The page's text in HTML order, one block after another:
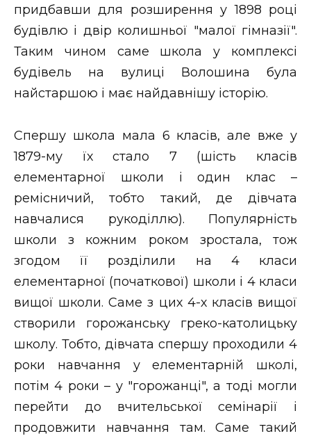
придбавши для розширення у 1898 році
будівлю і двір колишньої "малої гімназії".
Таким чином саме школа у комплексі
будівель на вулиці Волошина була
найстаршою і має найдавнішу історію.
Спершу школа мала 6 класів, але вже у
1879-му їх стало 7 (шість класів
елементарної школи і один клас –
ремісничий, тобто такий, де дівчата
навчалися рукоділлю). Популярність
школи з кожним роком зростала, тож
згодом її розділили на 4 класи
елементарної (початкової) школи і 4 класи
вищої школи. Саме з цих 4-х класів вищої
створили горожанську греко-католицьку
школу. Тобто, дівчата спершу проходили 4
роки навчання у елементарній школі,
потім 4 роки – у "горожанці", а тоді могли
перейти до вчительської семінарії і
продовжити навчання там. Саме такий